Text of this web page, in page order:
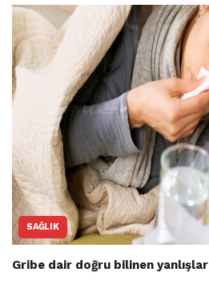
SAĞLIK
Gribe dair doğru bilinen yanlışlar